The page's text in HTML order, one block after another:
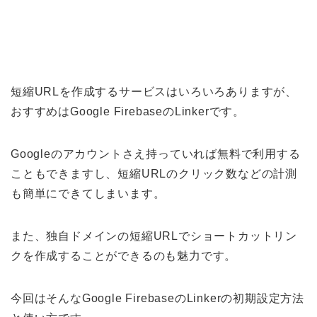
短縮URLを作成するサービスはいろいろありますが、
おすすめはGoogle FirebaseのLinkerです。
Googleのアカウントさえ持っていれば無料で利用する
こともできますし、短縮URLのクリック数などの計測
も簡単にできてしまいます。
また、独自ドメインの短縮URLでショートカットリン
クを作成することができるのも魅力です。
今回はそんなGoogle FirebaseのLinkerの初期設定方法